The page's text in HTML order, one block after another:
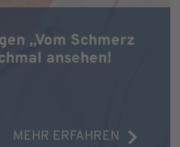
„Vom Schmerz
ansehen!
MEHR ERFAHREN